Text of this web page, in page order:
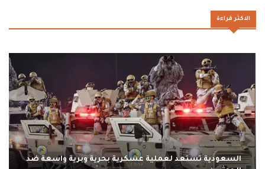
الاكثر قراءة
السعودية تستعد لعملية عسكرية بحرية وبرية واسعة ضد